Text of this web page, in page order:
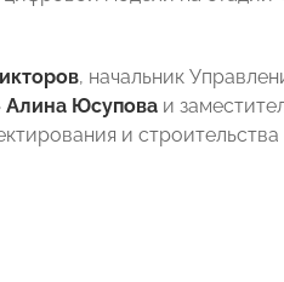
, начальник
Алина Юсупова и
и строительства